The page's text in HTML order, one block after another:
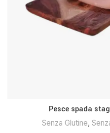
Pesce spada
Senza Glutine,